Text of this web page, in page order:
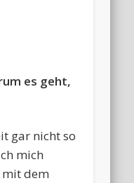
es geht,
gar nicht so
mich
mit dem